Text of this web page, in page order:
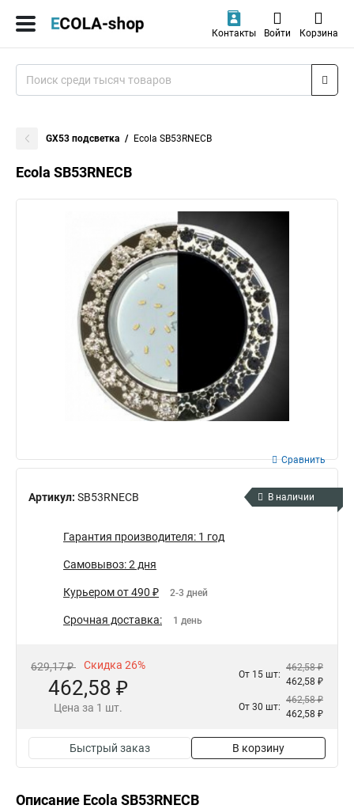
Контакты Войти Корзина
GX53 подсветка Ecola SB53RNECB
Ecola SB53RNECB
Артикул: SB53RNECB
Сравнить
В наличии
Гарантия производителя: 1 год
Самовывоз: 2 дня
Курьером от 490 ₽ 2-3 дней
Срочная доставка: 1 день
629,17 ₽ Скидка 26%
462,58 ₽
Цена за 1 шт.
От 15 шт:
462,58 ₽
462,58 ₽
От 30 шт:
462,58 ₽
462,58 ₽
Быстрый заказ В корзину
Описание Ecola SB53RNECB